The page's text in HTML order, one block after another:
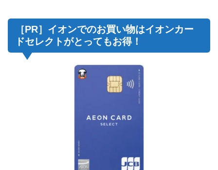
［PR］イオンでのお買い物はイオンカー
ドセレクトがとってもお得！